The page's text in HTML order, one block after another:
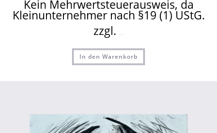
Kein Mehrwertsteuerausweis, da
Kleinunternehmer nach §19 (1) UStG.
zzgl.
In den Warenkorb